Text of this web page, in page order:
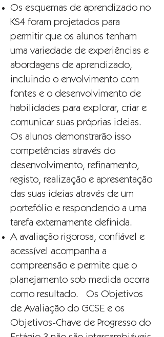
Os esquemas de aprendizado no
KS4 foram projetados para
permitir que os alunos tenham
uma variedade de experiências e
abordagens de aprendizado,
incluindo o envolvimento com
fontes e o desenvolvimento de
habilidades para explorar, criar e
comunicar suas próprias ideias.
Os alunos demonstrarão isso
competências através do
desenvolvimento, refinamento,
registo, realização e apresentação
das suas ideias através de um
portefólio e respondendo a uma
tarefa externamente definida.
A avaliação rigorosa, confiável e
acessível acompanha a
compreensão e permite que o
planejamento sob medida ocorra
como resultado. Os Objetivos
de Avaliação do GCSE e os
Objetivos-Chave de Progresso do